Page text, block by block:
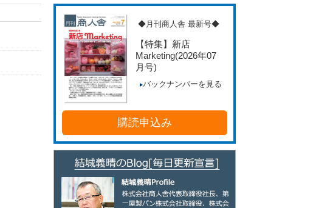
◆月刊商人舎 最新号◆
【特集】新店
Marketing(2026年07
月号)
バックナンバーを見る
購読申込み